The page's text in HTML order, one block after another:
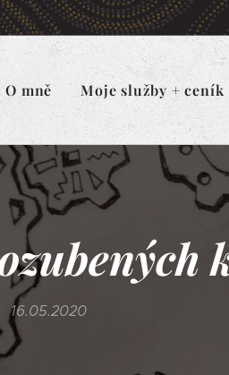
O mně Moje služby + ceník
16.05.2020